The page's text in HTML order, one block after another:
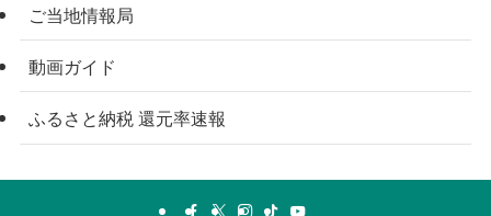
ご当地情報局
動画ガイド
ふるさと納税 還元率速報